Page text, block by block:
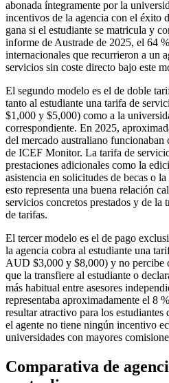
abonada íntegramente por la
incentivos de la agencia con el éxito
gana si el estudiante se matricula y
informe de Austrade de 2025, el 64
internacionales que recurrieron a un
servicios sin coste directo bajo este
El segundo modelo es el de doble
tanto al estudiante una tarifa de
$1,000 y $5,000) como a la
correspondiente. En 2025,
del mercado australiano funcionaban
de ICEF Monitor. La tarifa de
prestaciones adicionales como la
asistencia en solicitudes de becas o
esto representa una buena relación
servicios concretos prestados y de la
de tarifas.
El tercer modelo es el de pago
la agencia cobra al estudiante una
AUD $3,000 y $8,000) y no percibe
que la transfiere al estudiante o
más habitual entre asesores
representaba aproximadamente el 8
resultar atractivo para los estudiantes
el agente no tiene ningún incentivo
universidades con mayores
Comparativa de